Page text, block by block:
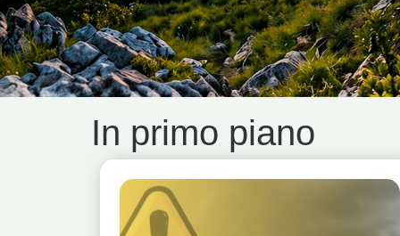
In primo piano